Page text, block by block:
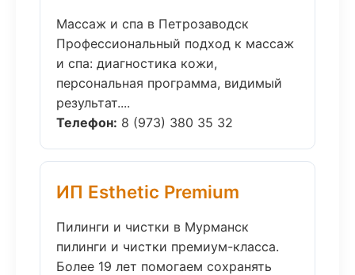
Массаж и спа в Петрозаводск
Профессиональный подход к массаж
и спа: диагностика кожи,
персональная программа, видимый
результат....
Телефон: 8 (973) 380 35 32
ИП Esthetic Premium
Пилинги и чистки в Мурманск
пилинги и чистки премиум-класса.
Более 19 лет помогаем сохранять